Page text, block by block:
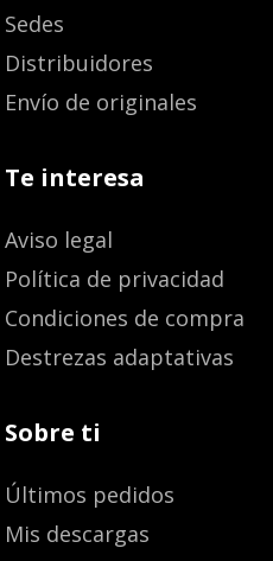
Sedes
Distribuidores
Envío de originales
Te interesa
Aviso legal
Política de privacidad
Condiciones de compra
Destrezas adaptativas
Sobre ti
Últimos pedidos
Mis descargas